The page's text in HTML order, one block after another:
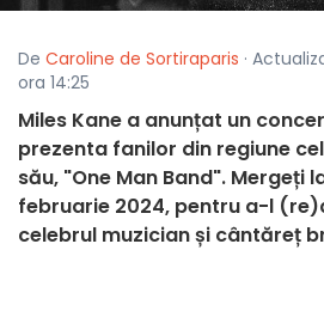
De Caroline de Sortiraparis ·
ora 14:25
Miles Kane a anunțat un
prezenta fanilor din regiune
său, "One Man Band". Mergeți
februarie 2024, pentru a-l
celebrul muzician și cântăreț